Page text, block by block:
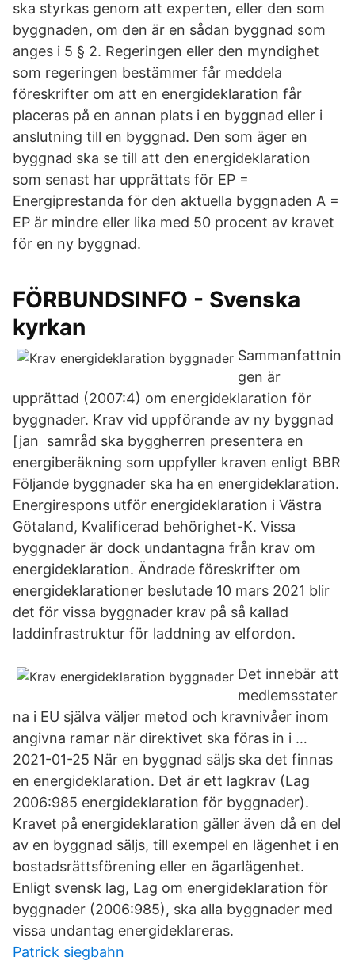
ska styrkas genom att experten, eller den som
byggnaden, om den är en sådan byggnad som
anges i 5 § 2. Regeringen eller den myndighet
som regeringen bestämmer får meddela
föreskrifter om att en energideklaration får
placeras på en annan plats i en byggnad eller i
anslutning till en byggnad. Den som äger en
byggnad ska se till att den energideklaration
som senast har upprättats för EP =
Energiprestanda för den aktuella byggnaden A =
EP är mindre eller lika med 50 procent av kravet
för en ny byggnad.
FÖRBUNDSINFO - Svenska
kyrkan
Sammanfattnin
gen är
upprättad (2007:4) om energideklaration för
byggnader. Krav vid uppförande av ny byggnad
[jan samråd ska byggherren presentera en
energiberäkning som uppfyller kraven enligt BBR
Följande byggnader ska ha en energideklaration.
Energirespons utför energideklaration i Västra
Götaland, Kvalificerad behörighet-K. Vissa
byggnader är dock undantagna från krav om
energideklaration. Ändrade föreskrifter om
energideklarationer beslutade 10 mars 2021 blir
det för vissa byggnader krav på så kallad
laddinfrastruktur för laddning av elfordon.
Det innebär att
medlemsstater
na i EU själva väljer metod och kravnivåer inom
angivna ramar när direktivet ska föras in i …
2021-01-25 När en byggnad säljs ska det finnas
en energideklaration. Det är ett lagkrav (Lag
2006:985 energideklaration för byggnader).
Kravet på energideklaration gäller även då en del
av en byggnad säljs, till exempel en lägenhet i en
bostadsrättsförening eller en ägarlägenhet.
Enligt svensk lag, Lag om energideklaration för
byggnader (2006:985), ska alla byggnader med
vissa undantag energideklareras.
Patrick siegbahn